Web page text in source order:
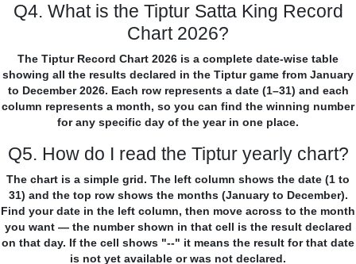
Q4. What is the Tiptur Satta King Record
Chart 2026?
The Tiptur Record Chart 2026 is a complete date-wise table
showing all the results declared in the Tiptur game from January
to December 2026. Each row represents a date (1–31) and each
column represents a month, so you can find the winning number
for any specific day of the year in one place.
Q5. How do I read the Tiptur yearly chart?
The chart is a simple grid. The left column shows the date (1 to
31) and the top row shows the months (January to December).
Find your date in the left column, then move across to the month
you want — the number shown in that cell is the result declared
on that day. If the cell shows "--" it means the result for that date
is not yet available or was not declared.